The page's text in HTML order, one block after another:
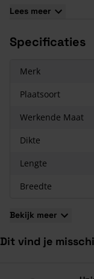
Brandbaarheid:
jaar garantie op
Lees meer
Specificaties
Merk
Plaatsoort
Werkende Maat
Dikte
Lengte
Breedte
Bekijk meer
Dit vind je